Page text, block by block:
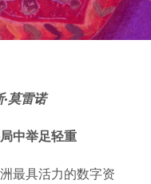
莫雷诺
中举足轻重
最具活力的数字资